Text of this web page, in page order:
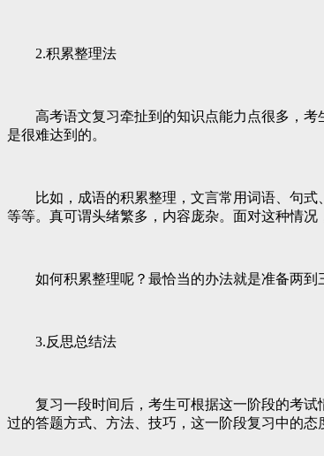
2.积累整理法
高考语文复习牵扯到的知识点能力点很多，考
是很难达到的。
比如，成语的积累整理，文言常用词语、句式
等等。真可谓头绪繁多，内容庞杂。面对这种情况
如何积累整理呢？最恰当的办法就是准备两到
3.反思总结法
复习一段时间后，考生可根据这一阶段的考试
过的答题方式、方法、技巧，这一阶段复习中的